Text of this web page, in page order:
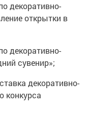
декоративно-
открытки в
декоративно-
сувенир»;
декоративно-
конкурса